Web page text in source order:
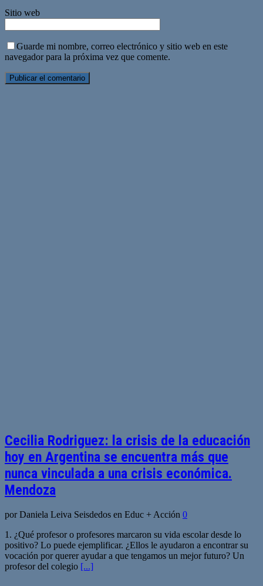
Sitio web
Guarde mi nombre, correo electrónico y sitio web en este
navegador para la próxima vez que comente.
Cecilia Rodriguez: la crisis de la educación
hoy en Argentina se encuentra más que
nunca vinculada a una crisis económica.
Mendoza
por Daniela Leiva Seisdedos en Educ + Acción 0
1. ¿Qué profesor o profesores marcaron su vida escolar desde lo
positivo? Lo puede ejemplificar. ¿Ellos le ayudaron a encontrar su
vocación por querer ayudar a que tengamos un mejor futuro? Un
profesor del colegio [...]